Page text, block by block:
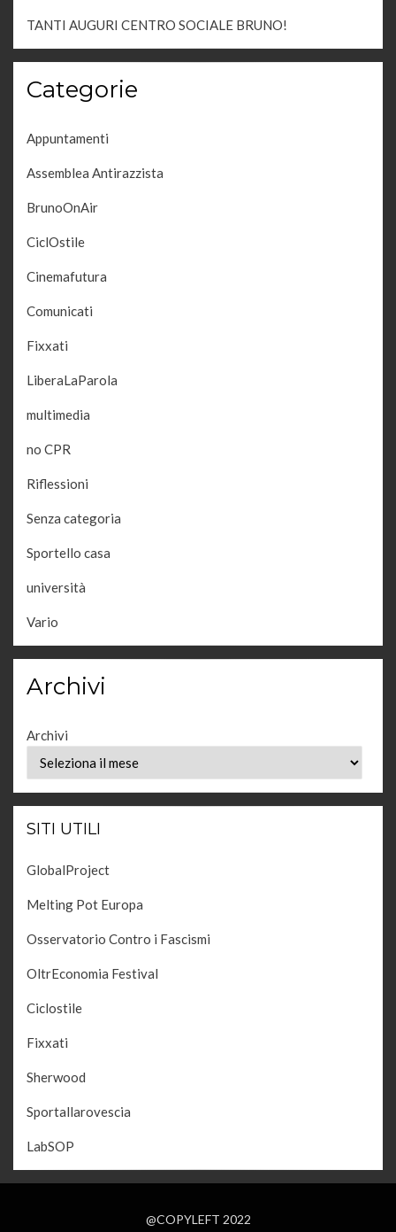
TANTI AUGURI CENTRO SOCIALE BRUNO!
Categorie
Appuntamenti
Assemblea Antirazzista
BrunoOnAir
CiclOstile
Cinemafutura
Comunicati
Fixxati
LiberaLaParola
multimedia
no CPR
Riflessioni
Senza categoria
Sportello casa
università
Vario
Archivi
Archivi
SITI UTILI
GlobalProject
Melting Pot Europa
Osservatorio Contro i Fascismi
OltrEconomia Festival
Ciclostile
Fixxati
Sherwood
Sportallarovescia
LabSOP
@COPYLEFT 2022